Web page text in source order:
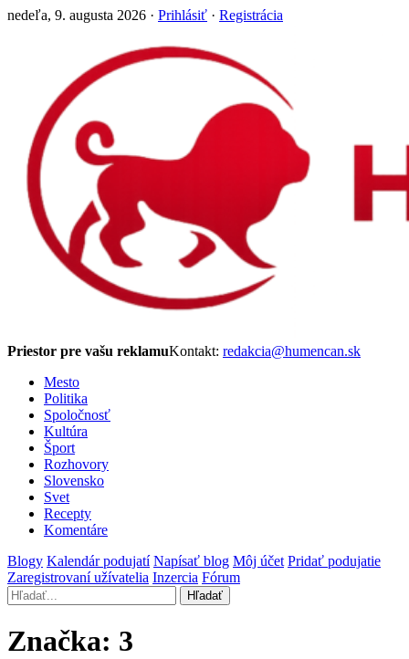
nedeľa, 9. augusta 2026 · Prihlásiť · Registrácia
Priestor pre vašu reklamuKontakt: redakcia@humencan.sk
Mesto
Politika
Spoločnosť
Kultúra
Šport
Rozhovory
Slovensko
Svet
Recepty
Komentáre
Blogy Kalendár podujatí Napísať blog Môj účet Pridať podujatie
Zaregistrovaní užívatelia Inzercia Fórum
Hľadať
Značka: 3